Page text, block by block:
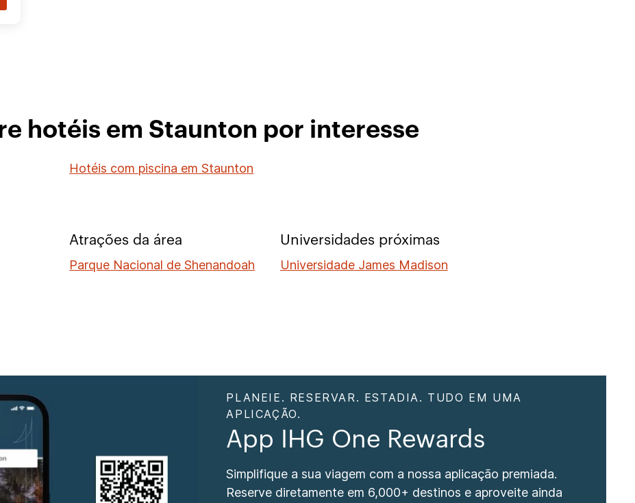
hotéis em Staunton por interesse
Hotéis com piscina em Staunton
Atrações da área
Parque Nacional de Shenandoah
Universidades próximas
Universidade James Madison
PLANEIE. RESERVAR. ESTADIA. TUDO EM UMA
APLICAÇÃO.
App IHG One Rewards
Simplifique a sua viagem com a nossa aplicação premiada.
Reserve diretamente em 6,000+ destinos e aproveite ainda